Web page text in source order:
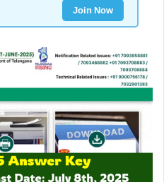
Join Now